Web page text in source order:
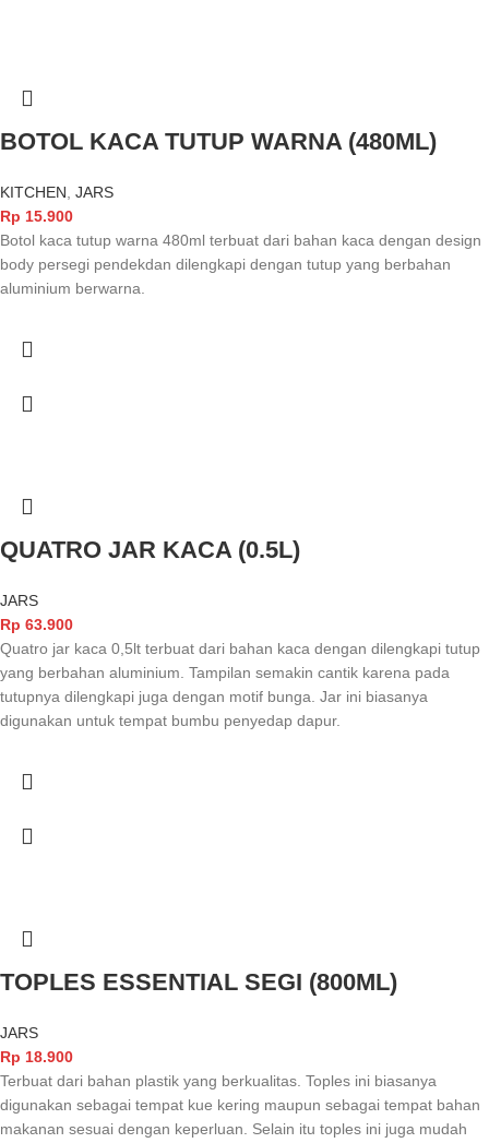
BOTOL KACA TUTUP WARNA (480ML)
KITCHEN JARS
Rp 15.900
Botol kaca tutup warna 480ml terbuat dari bahan kaca dengan design
body persegi pendekdan dilengkapi dengan tutup yang berbahan
aluminium berwarna.
QUATRO JAR KACA (0.5L)
JARS
Rp 63.900
Quatro jar kaca 0,5lt terbuat dari bahan kaca dengan dilengkapi tutup
yang berbahan aluminium. Tampilan semakin cantik karena pada
tutupnya dilengkapi juga dengan motif bunga. Jar ini biasanya
digunakan untuk tempat bumbu penyedap dapur.
TOPLES ESSENTIAL SEGI (800ML)
JARS
Rp 18.900
Terbuat dari bahan plastik yang berkualitas. Toples ini biasanya
digunakan sebagai tempat kue kering maupun sebagai tempat bahan
makanan sesuai dengan keperluan. Selain itu toples ini juga mudah